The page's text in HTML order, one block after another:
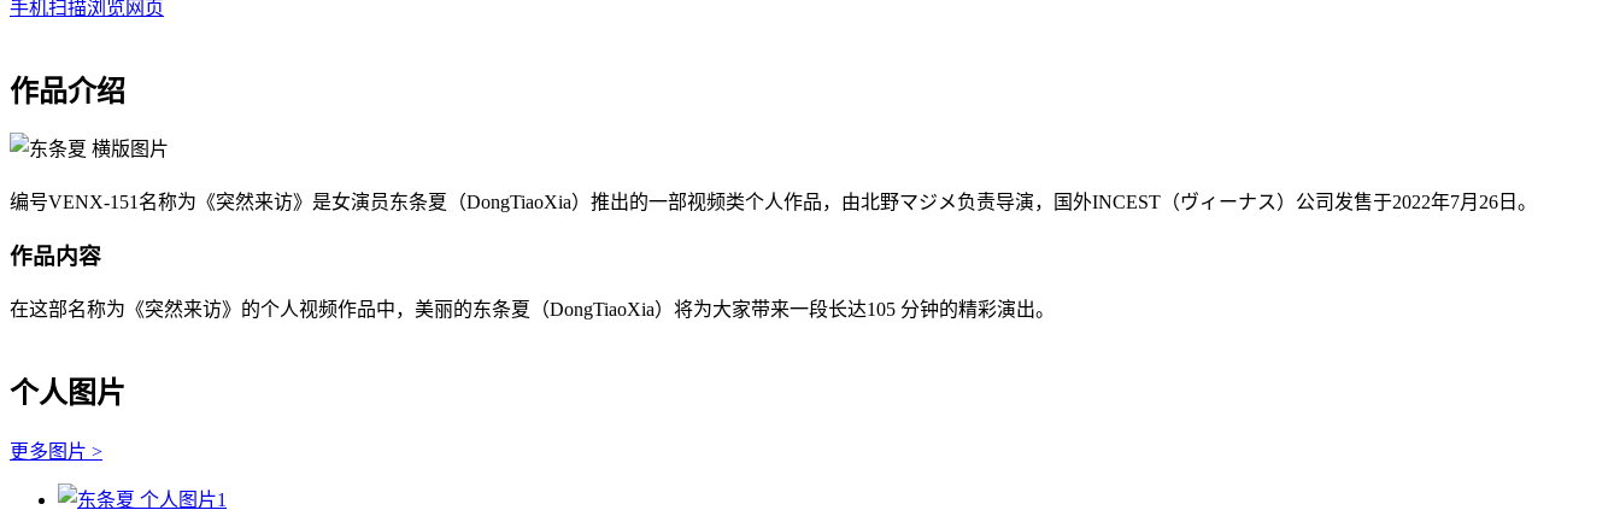
手机扫描浏览网页
作品介绍
编号VENX-151名称为《突然来访》是女演员东条夏（DongTiaoXia）推出的一部视频类个人作品，由北野マジメ负责导演，国外INCEST（ヴィーナス）公司发售于2022年7月26日。
作品内容
在这部名称为《突然来访》的个人视频作品中，美丽的东条夏（DongTiaoXia）将为大家带来一段长达105 分钟的精彩演出。
个人图片
更多图片 >